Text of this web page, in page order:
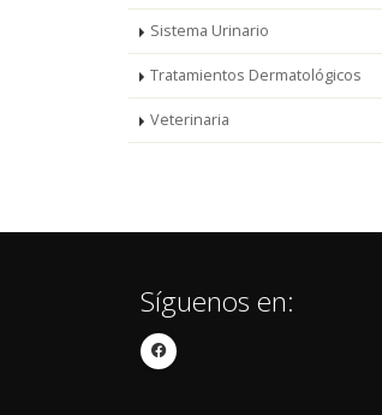
Sistema Urinario
Tratamientos Dermatológicos
Veterinaria
Síguenos en: